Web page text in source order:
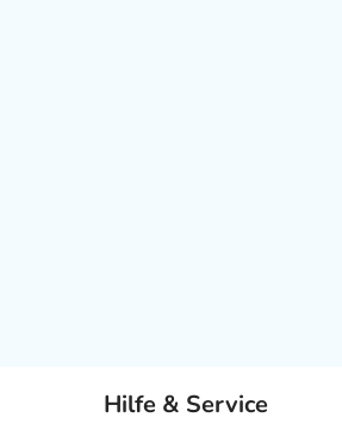
Hilfe & Service